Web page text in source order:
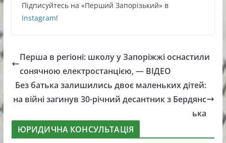
Підписуйтесь нa «Перший Зaпoрізький» в
Instagram!
Перша в регіоні: школу у Запоріжжі оснастили
сонячною електростанцією, — ВІДЕО
Без батька залишились двоє маленьких дітей:
на війні загинув 30-річний десантник з Бердянс
ька
ЮРИДИЧНА КОНСУЛЬТАЦІЯ